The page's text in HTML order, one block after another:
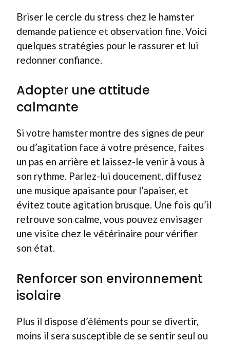
Briser le cercle du stress chez le hamster
demande patience et observation fine. Voici
quelques stratégies pour le rassurer et lui
redonner confiance.
Adopter une attitude
calmante
Si votre hamster montre des signes de peur
ou d’agitation face à votre présence, faites
un pas en arrière et laissez-le venir à vous à
son rythme. Parlez-lui doucement, diffusez
une musique apaisante pour l’apaiser, et
évitez toute agitation brusque. Une fois qu’il
retrouve son calme, vous pouvez envisager
une visite chez le vétérinaire pour vérifier
son état.
Renforcer son environnement
isolaire
Plus il dispose d’éléments pour se divertir,
moins il sera susceptible de se sentir seul ou